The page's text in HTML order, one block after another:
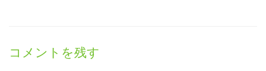
コメントを残す